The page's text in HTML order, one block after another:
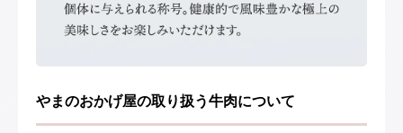
やまのおかげ屋の取り扱う牛肉について